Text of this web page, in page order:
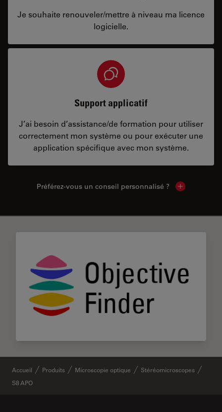
Je souhaite renouveler/mettre à niveau ma licence
logicielle.
Support applicatif
J’ai besoin d’assistance/de formation pour utiliser
correctement mon système ou pour exécuter une
application spécifique avec mon système.
Préférez-vous un conseil personnalisé ? Show local
Accueil Produits Microscopie optique
Stéréomicroscopes
S8 APO